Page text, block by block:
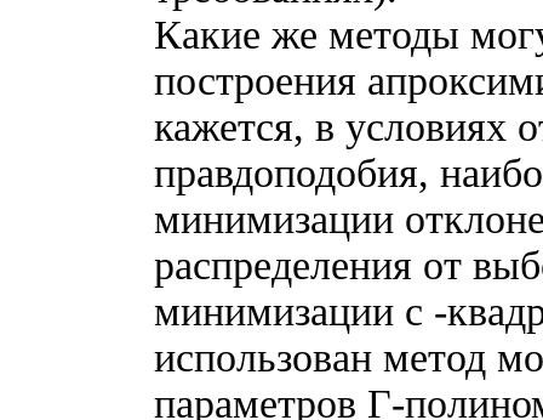
Какие же методы
построения
кажется, в условиях
правдоподобия,
минимизации
распределения от
минимизации c -
использован метод
параметров Г-